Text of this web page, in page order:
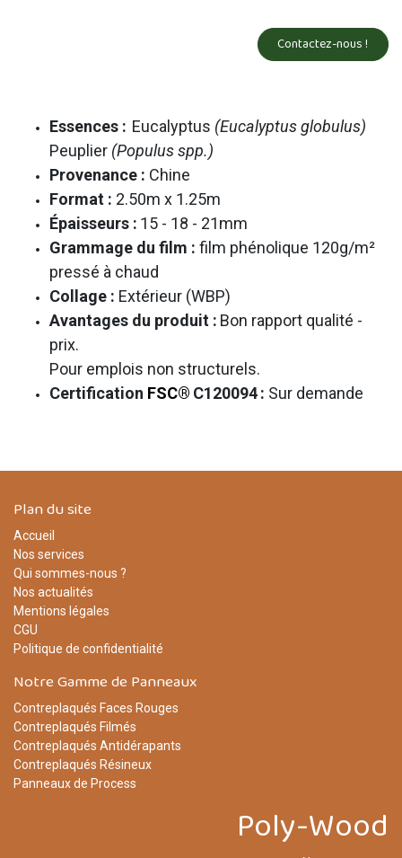
Contactez-nous !
Essences : Eucalyptus (Eucalyptus globulus)
Peuplier (Populus spp.)
Provenance : Chine
Format : 2.50m x 1.25m
Épaisseurs : 15 - 18 - 21mm
Grammage du film : film phénolique 120g/m²
pressé à chaud
Collage : Extérieur (WBP)
Avantages du produit : Bon rapport qualité -
prix.
Pour emplois non structurels.
Certification FSC® C120094: Sur demande
Plan du site
Accueil
Nos services
Qui sommes-nous ?
Nos actualités
Mentions légales
CGU
Politique de confidentialité
Notre Gamme de Panneaux
Contreplaqués Faces Rouges
Contreplaqués Filmés
Contreplaqués Antidérapants
Contreplaqués Résineux
Panneaux de Process
Poly-Wood